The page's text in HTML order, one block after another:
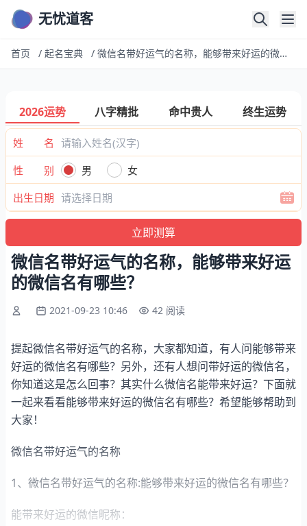
无忧道客
首页 / 起名宝典 / 微信名带好运气的名称，能够带来好运的微信名有哪些？
2026运势 八字精批 命中贵人 终生运势
姓 名
性 别
男
女
出生日期
微信名带好运气的名称，能够带来好运
的微信名有哪些？
2021-09-23 10:46 42 阅读
提起微信名带好运气的名称，大家都知道，有人问能够带来
好运的微信名有哪些？另外，还有人想问带好运的微信名，
你知道这是怎么回事？其实什么微信名能带来好运？下面就
一起来看看能够带来好运的微信名有哪些？希望能够帮助到
大家！
微信名带好运气的名称
1、微信名带好运气的名称:能够带来好运的微信名有哪些？
能带来好运的微信昵称：